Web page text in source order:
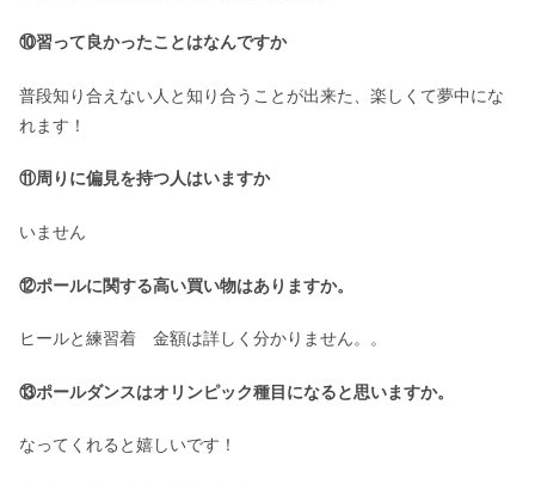
⑩習って良かったことはなんですか
普段知り合えない人と知り合うことが出来た、楽しくて夢中にな
れます！
⑪周りに偏見を持つ人はいますか
いません
⑫ポールに関する高い買い物はありますか。
ヒールと練習着 金額は詳しく分かりません。。
⑬ポールダンスはオリンピック種目になると思いますか。
なってくれると嬉しいです！